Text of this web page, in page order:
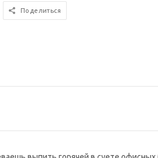
Поделиться